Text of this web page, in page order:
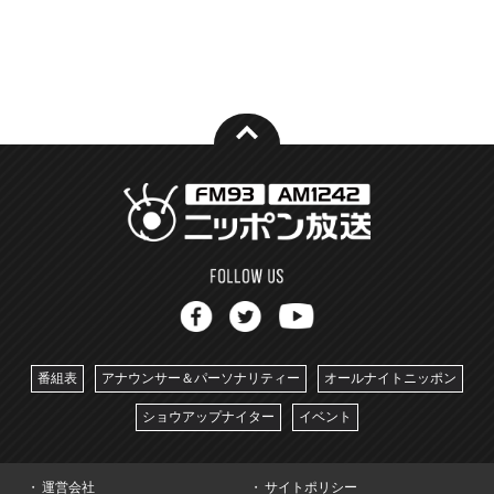
番組表 アナウンサー＆パーソナリティー オールナイトニッポン
ショウアップナイター イベント
運営会社 サイトポリシー